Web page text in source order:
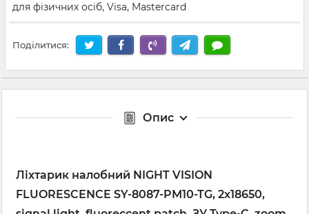
для фізичних осіб, Visa, Mastercard
Поділитися:
Опис
Ліхтарик налобний NIGHT VISION
FLUORESCENCE SY-8087-PM10-TG, 2x18650,